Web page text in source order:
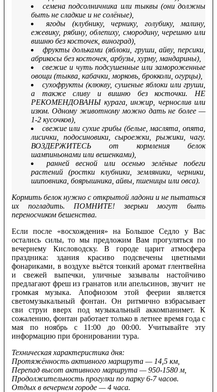
семена подсолничника или тыквы (они должны
быть не сладкие и не солёные),
ягоды (клубнику, чернику, голубику, малину,
ежевику, рябину, облепиху, смородину, черешню или
вишню без косточек, виноград),
фрукты дольками (яблоки, груши, айву, персики,
абрикосы без косточек, арбузы, хурму, мандарины),
свежие и чуть подсушенные или замороженные
овощи (тыква, кабачки, морковь, брокколи, огурцы),
сухофрукты (клюкву, сушеные яблоки или груши,
а также сливу и вишню без косточки. НЕ
РЕКОМЕНДОВАНЫ курага, инжир, чернослив или
изюм. Одному животному можно дать не более —
1-2 кусочков),
свежие или сухие грибы (белые, маслята, опята,
лисички, подосиновики, сыроежки, рыжики, чагу.
ВОЗДЕРЖИТЕСЬ от кормления белок
шампиньонами или вешенками),
ранней весной или осенью зелёные побеги
растений (ростки клубники, земляники, черники,
шиповника, боярышника, айвы, пшеницы или овса).
Кормить белок нужно с открытой ладони и не пытаться
их погладить. ПОМНИТЕ! зверьки могут быть
переносчиком бешенства.
Если после «восхождения» на Большое Седло у Вас
остались силы, то мы предложим Вам прогуляться по
вечернему Кисловодску. В городе царит атмосфера
праздника: здания красиво подсвечены цветными
фонариками, в воздухе вьётся тонкий аромат глентвейна
и свежей выпечки, уличные зазывалы настойчиво
предлагают фреш из гранатов или апельсинов, звучит не
громкая музыка. Апофиозом этой феерии является
светомузыкальный фонтан. Он ритмично взбрасывает
сви струи вверх под музыкальный аккомпанимет. К
сожалению, фонтан работает только в летнее время года с
мая по ноябрь с 11:00 до 00:00. Учитывайте эту
информацию при бронировании тура.
Техническая характеристика дня:
Протяжённость активного маршрута — 14,5 км,
Перепад высот активного маршрута — 950-1580 м,
Продолжительность прогулки по парку 6-7 часов.
Отдых в вечернем городе — 4 часа.